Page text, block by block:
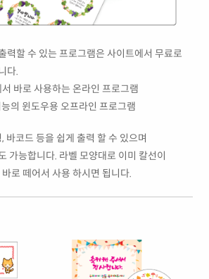
력할 수 있는 프로그램은 사이트에서 무료로
다.
바로 사용하는 온라인 프로그램
의 윈도우용 오프라인 프로그램
바코드 등을 쉽게 출력 할 수 있으며
가능합니다. 라벨 모양대로 이미 칼선이
로 떼어서 사용 하시면 됩니다.